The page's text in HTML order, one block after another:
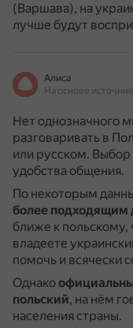
(Варшава), на
лучше будут
Алиса
Нет однозначного
разговаривать в
или русском. Выбор
удобства общения.
По некоторым
более подходящим
ближе к польскому,
владеете
помочь и всячески
Однако
польский, на нём
населения страны.